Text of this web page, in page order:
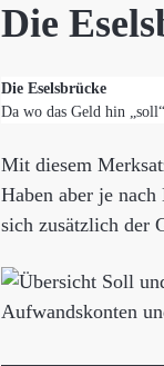
Die
Die Eselsbrücke
Da wo das Geld hin
Mit diesem
Haben aber je
sich zusätzlich der